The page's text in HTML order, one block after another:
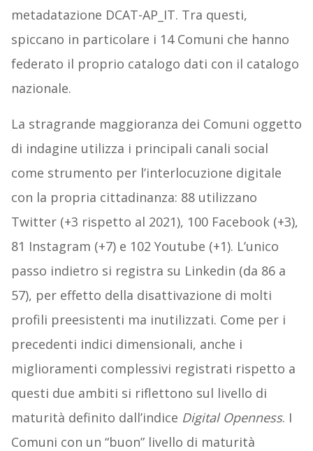
metadatazione DCAT-AP_IT. Tra questi,
spiccano in particolare i 14 Comuni che hanno
federato il proprio catalogo dati con il catalogo
nazionale.
La stragrande maggioranza dei Comuni oggetto
di indagine utilizza i principali canali social
come strumento per l’interlocuzione digitale
con la propria cittadinanza: 88 utilizzano
Twitter (+3 rispetto al 2021), 100 Facebook (+3),
81 Instagram (+7) e 102 Youtube (+1). L’unico
passo indietro si registra su Linkedin (da 86 a
57), per effetto della disattivazione di molti
profili preesistenti ma inutilizzati. Come per i
precedenti indici dimensionali, anche i
miglioramenti complessivi registrati rispetto a
questi due ambiti si riflettono sul livello di
maturità definito dall’indice Digital Openness. I
Comuni con un “buon” livello di maturità